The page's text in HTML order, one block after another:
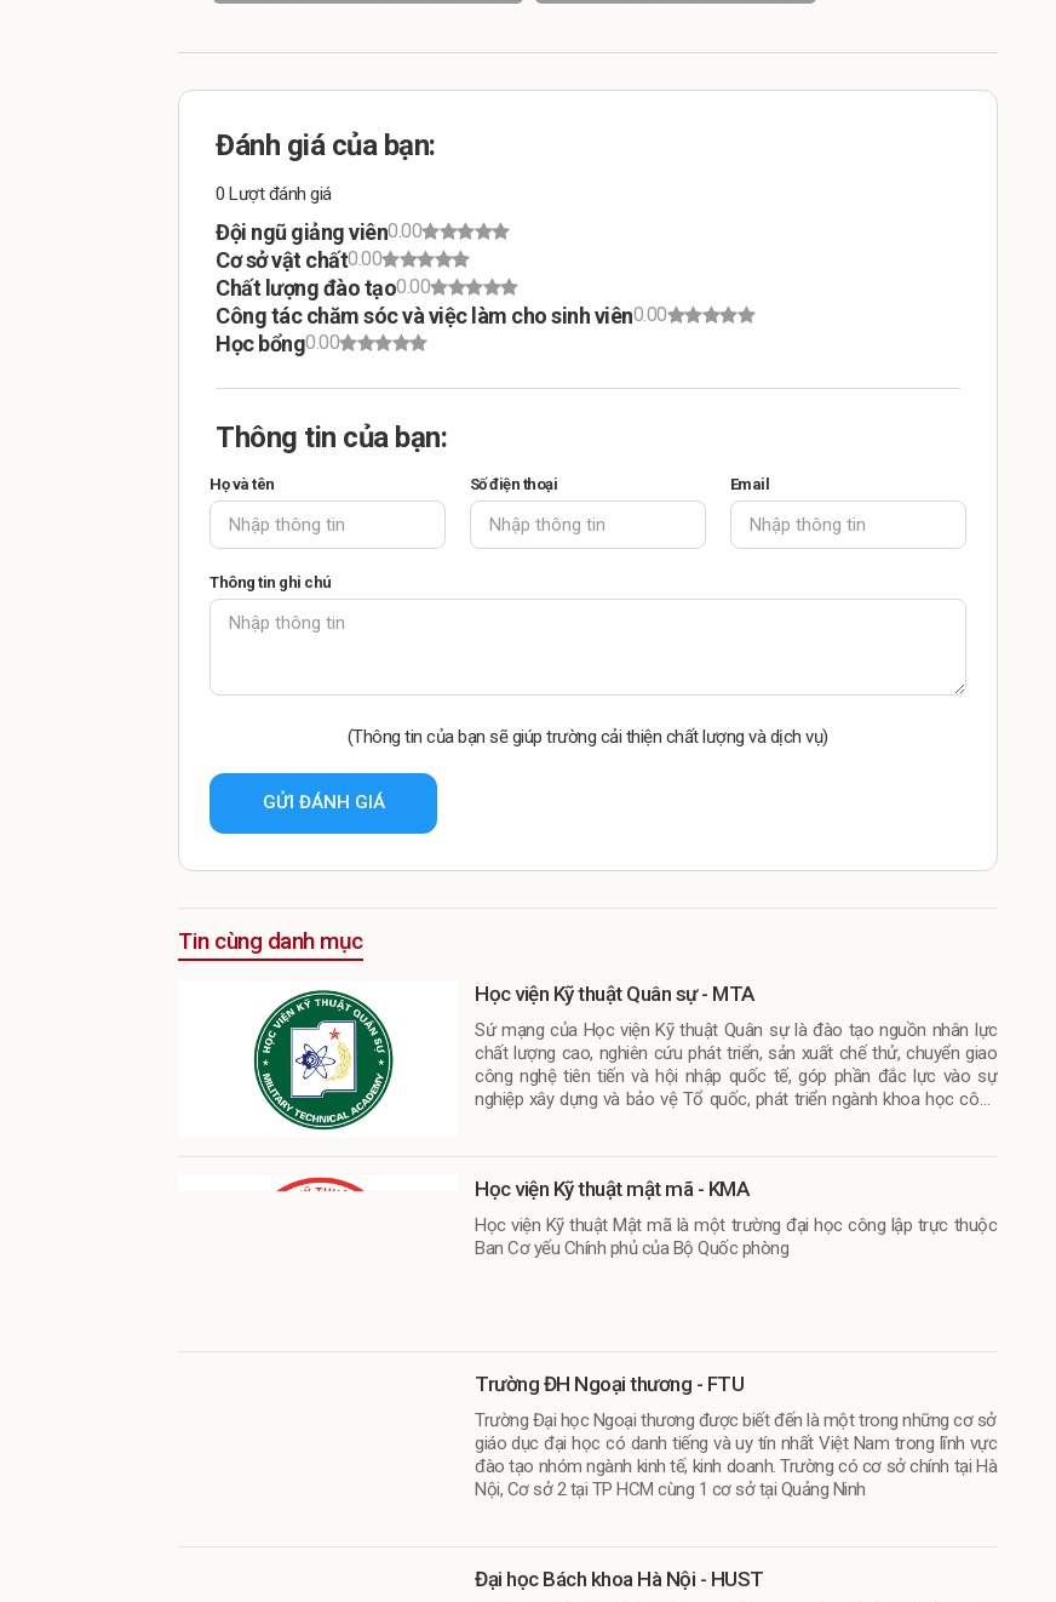
Đánh giá của bạn:
0 Lượt đánh giá
Đội ngũ giảng viên0.00
Cơ sở vật chất0.00
Chất lượng đào tạo0.00
Công tác chăm sóc và việc làm cho sinh viên0.00
Học bổng0.00
Thông tin của bạn:
Họ và tên Số điện thoại Email
Thông tin ghi chú
(Thông tin của bạn sẽ giúp trường cải thiện chất lượng và dịch vụ)
GỬI ĐÁNH GIÁ
Tin cùng danh mục
Học viện Kỹ thuật Quân sự - MTA
Sứ mạng của Học viện Kỹ thuật Quân sự là đào tạo nguồn nhân lực
chất lượng cao, nghiên cứu phát triển, sản xuất chế thử, chuyển giao
công nghệ tiên tiến và hội nhập quốc tế, góp phần đắc lực vào sự
nghiệp xây dựng và bảo vệ Tổ quốc, phát triển ngành khoa học công
Học viện Kỹ thuật mật mã - KMA
Học viện Kỹ thuật Mật mã là một trường đại học công lập trực thuộc
Ban Cơ yếu Chính phủ của Bộ Quốc phòng
Trường ĐH Ngoại thương - FTU
Trường Đại học Ngoại thương được biết đến là một trong những cơ sở
giáo dục đại học có danh tiếng và uy tín nhất Việt Nam trong lĩnh vực
đào tạo nhóm ngành kinh tế, kinh doanh. Trường có cơ sở chính tại Hà
Nội, Cơ sở 2 tại TP HCM cùng 1 cơ sở tại Quảng Ninh
Đại học Bách khoa Hà Nội - HUST